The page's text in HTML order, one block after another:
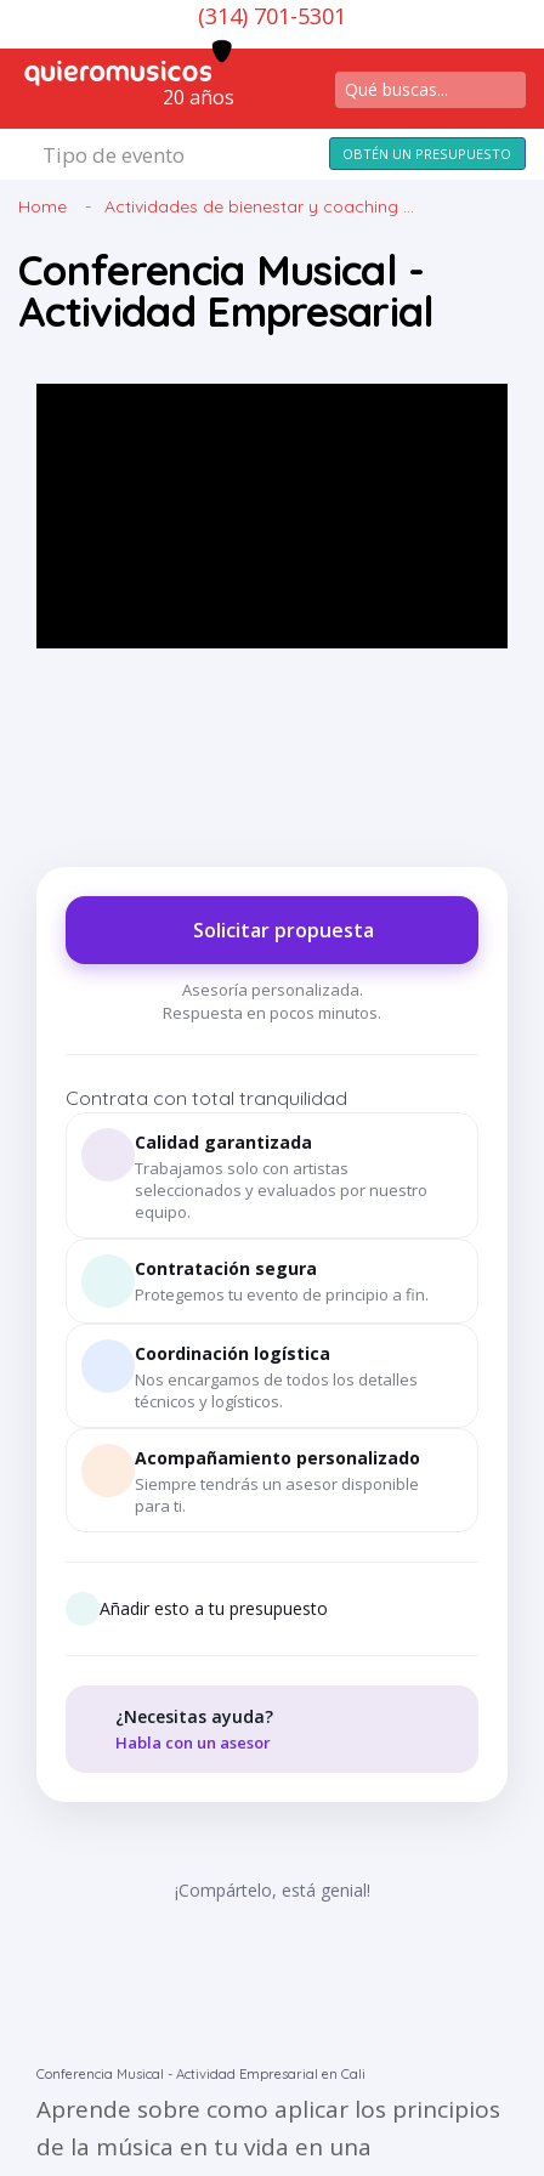
(314) 701-5301
20 años
Tipo de evento OBTÉN UN PRESUPUESTO
Home Actividades de bienestar y coaching ...
Conferencia Musical -
Actividad Empresarial
Solicitar propuesta
Asesoría personalizada.
Respuesta en pocos minutos.
Contrata con total tranquilidad
Calidad garantizada
Trabajamos solo con artistas
seleccionados y evaluados por nuestro
equipo.
Contratación segura
Protegemos tu evento de principio a fin.
Coordinación logística
Nos encargamos de todos los detalles
técnicos y logísticos.
Acompañamiento personalizado
Siempre tendrás un asesor disponible
para ti.
Añadir esto a tu presupuesto
¿Necesitas ayuda?
Habla con un asesor
¡Compártelo, está genial!
Conferencia Musical - Actividad Empresarial en Cali
Aprende sobre como aplicar los principios
de la música en tu vida en una